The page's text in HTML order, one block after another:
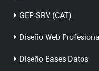
GEP-SRV (CAT)
Diseño Web
Diseño Bases Datos